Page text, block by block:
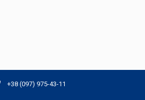
+38 (097) 975-43-11